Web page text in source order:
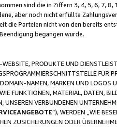
sind die in Ziffern 3, 4, 5, 6, 7,
aber noch nicht erfüllte
die Parteien nicht von den bereits
begangen wurde.
PRODUKTE UND
NAMEN, MARKEN UND LOGOS
FUNKTIONEN, MATERIAL, DATEN,
VERBUNDENEN
“), WERDEN „WIE
ZUSICHERUNGEN ODER